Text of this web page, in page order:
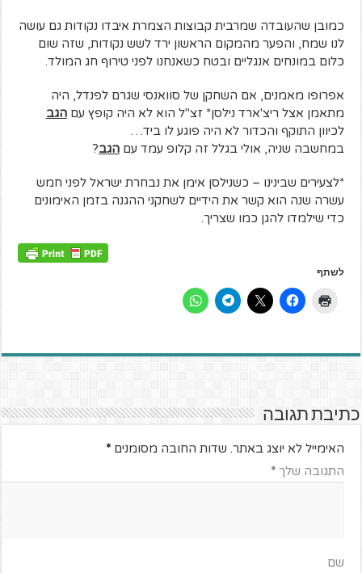
כמובן שהעובדה שמרבית קבוצות הצמרת איבדו נקודות גם עושה
לנו שמח, והפער מהמקום הראשון ירד לשש נקודות, שזה שום
כלום במונחים אנגליים ובטח כשאנחנו לפני טירוף חג המולד.
אפרופו מאמנים, אם השחקן של סוואנסי שגרם לפנדל, היה
מתאמן אצל ריצ'ארד נילסן* זצ"ל הוא לא היה קופץ עםהגב
לכיוון התוקף והכדור לא היה פוגע לו ביד…
במחשבה שניה, אולי בגלל זה קלופ עמד עםהגב?
*לצעירים שבינינו – כשנילסן אימן את נבחרת ישראל לפני חמש
עשרה שנה הוא קשר את הידיים לשחקני ההגנה בזמן האימונים
כדי שילמדו להגן כמו שצריך.
לשתף
כתיבת תגובה
האימייל לא יוצג באתר. שדות החובה מסומנים*
התגובה שלך*
שם